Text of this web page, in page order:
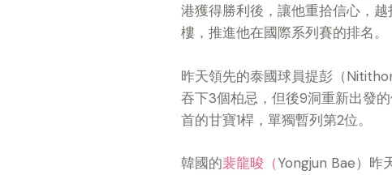
港獲得勝利後，讓他重拾信心，
樓，推進他在國際系列賽的排名。
昨天領先的泰國球員提彭（
吞下3個柏忌，但後9洞重新出發
首的甘寶1桿，單獨暫列第2位。
韓國的裴龍晙（Yongjun Bae）昨